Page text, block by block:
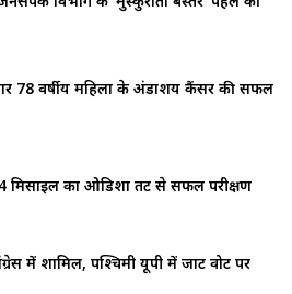
78 वर्षीय महिला के अंडाशय कैंसर की सफल
मिसाइल का ओडिशा तट से सफल परीक्षण
में शामिल, पश्चिमी यूपी में जाट वोट पर